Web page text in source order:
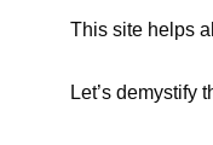
This site helps
Let’s demystify